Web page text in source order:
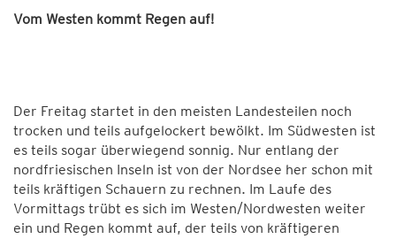
Vom Westen kommt Regen auf!
Der Freitag startet in den meisten Landesteilen noch
trocken und teils aufgelockert bewölkt. Im Südwesten ist
es teils sogar überwiegend sonnig. Nur entlang der
nordfriesischen Inseln ist von der Nordsee her schon mit
teils kräftigen Schauern zu rechnen. Im Laufe des
Vormittags trübt es sich im Westen/Nordwesten weiter
ein und Regen kommt auf, der teils von kräftigeren